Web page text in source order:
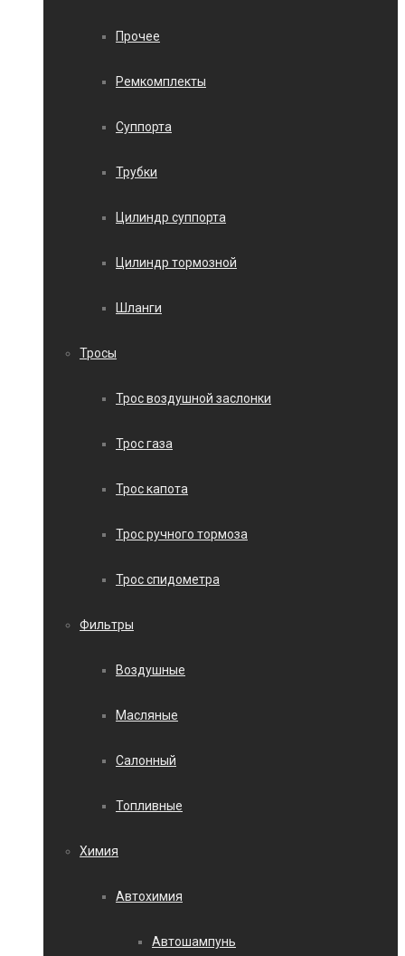
Прочее
Ремкомплекты
Суппорта
Трубки
Цилиндр суппорта
Цилиндр тормозной
Шланги
Тросы
Трос воздушной заслонки
Трос газа
Трос капота
Трос ручного тормоза
Трос спидометра
Фильтры
Воздушные
Масляные
Салонный
Топливные
Химия
Автохимия
Автошампунь